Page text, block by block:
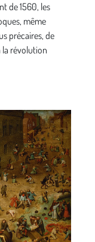
de 1560, les
même
précaires, de
la révolution